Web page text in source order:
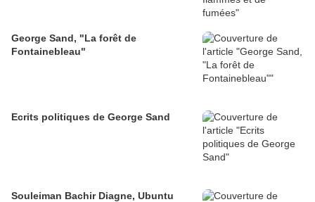
George Sand, "La forêt de
Fontainebleau"
Ecrits politiques de George Sand
Souleiman Bachir Diagne, Ubuntu